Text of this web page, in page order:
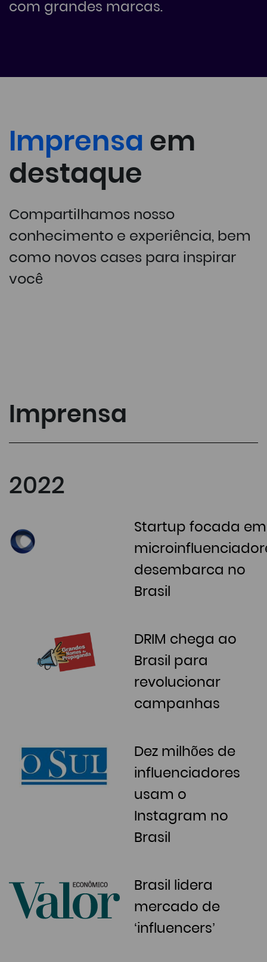
com grandes marcas.
Imprensa em
destaque
Compartilhamos nosso
conhecimento e experiência, bem
como novos cases para inspirar
você
Imprensa
2022
Startup focada em
desembarca no
Brasil
DRIM chega ao
Brasil para
revolucionar
campanhas
Dez milhões de
influenciadores
usam o
Instagram no
Brasil
Brasil lidera
mercado de
‘influencers’